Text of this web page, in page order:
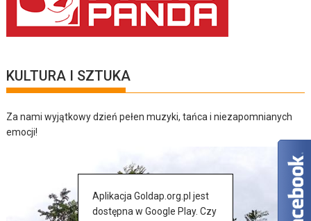
KULTURA I SZTUKA
Za nami wyjątkowy dzień pełen muzyki, tańca i niezapomnianych
emocji!
Aplikacja Goldap.org.pl jest
dostępna w Google Play. Czy